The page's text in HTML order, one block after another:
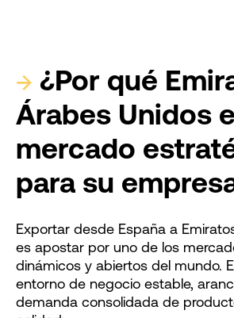
→ ¿Por qué
Árabes Unidos
mercado
para su
Exportar desde España a
es apostar por uno de los
dinámicos y abiertos del mundo.
entorno de negocio estable,
demanda consolidada de